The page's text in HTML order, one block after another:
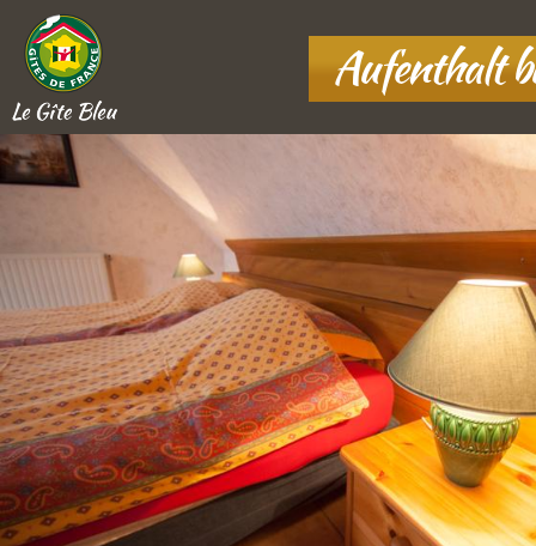
Le Gîte Bleu
10 rue Basse Fontaine,
Boofzheim, France
+33 7 80 37 43 78
ANFAHRT
Aufenthalt